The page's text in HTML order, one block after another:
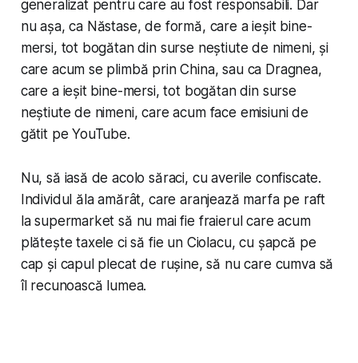
generalizat pentru care au fost responsabili. Dar
nu așa, ca Năstase, de formă, care a ieșit bine-
mersi, tot bogătan din surse neștiute de nimeni, și
care acum se plimbă prin China, sau ca Dragnea,
care a ieșit bine-mersi, tot bogătan din surse
neștiute de nimeni, care acum face emisiuni de
gătit pe YouTube.
Nu, să iasă de acolo săraci, cu averile confiscate.
Individul ăla amărât, care aranjează marfa pe raft
la supermarket să nu mai fie fraierul care acum
plătește taxele ci să fie un Ciolacu, cu șapcă pe
cap și capul plecat de rușine, să nu care cumva să
îl recunoască lumea.